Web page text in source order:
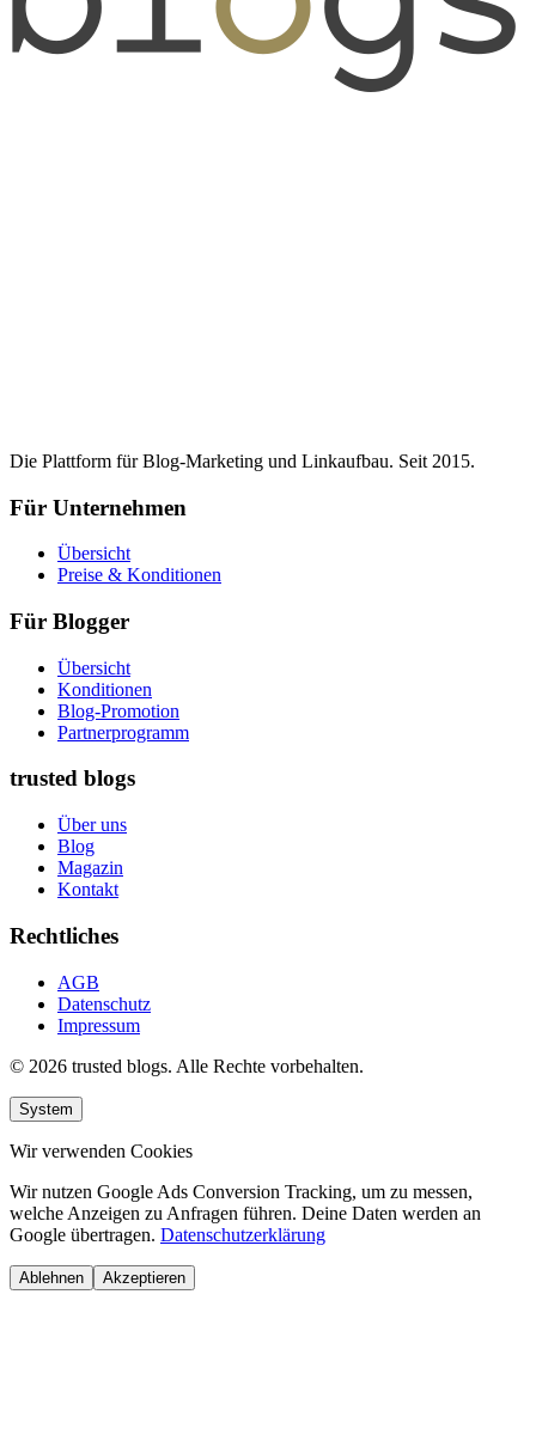
Die Plattform für Blog-Marketing und Linkaufbau. Seit 2015.
Für Unternehmen
Übersicht
Preise & Konditionen
Für Blogger
Übersicht
Konditionen
Blog-Promotion
Partnerprogramm
trusted blogs
Über uns
Blog
Magazin
Kontakt
Rechtliches
AGB
Datenschutz
Impressum
© 2026 trusted blogs. Alle Rechte vorbehalten.
System
Wir verwenden Cookies
Wir nutzen Google Ads Conversion Tracking, um zu messen,
welche Anzeigen zu Anfragen führen. Deine Daten werden an
Google übertragen. Datenschutzerklärung
Ablehnen Akzeptieren